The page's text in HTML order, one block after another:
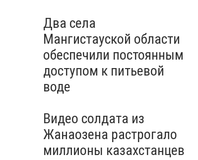
Два села
Мангистауской области
обеспечили постоянным
доступом к питьевой
воде
Видео солдата из
Жанаозена растрогало
миллионы казахстанцев